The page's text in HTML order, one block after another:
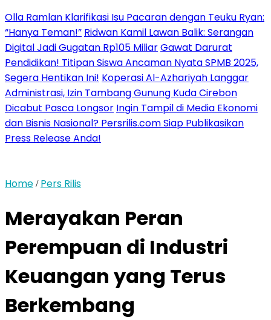
Olla Ramlan Klarifikasi Isu Pacaran dengan Teuku Ryan:
“Hanya Teman!” Ridwan Kamil Lawan Balik: Serangan
Digital Jadi Gugatan Rp105 MiliarGawat Darurat
Pendidikan! Titipan Siswa Ancaman Nyata SPMB 2025,
Segera Hentikan Ini! Koperasi Al-Azhariyah Langgar
Administrasi, Izin Tambang Gunung Kuda Cirebon
Dicabut Pasca Longsor Ingin Tampil di Media Ekonomi
dan Bisnis Nasional? Persrilis.com Siap Publikasikan
Press Release Anda!
Home / Pers Rilis
Merayakan Peran
Perempuan di Industri
Keuangan yang Terus
Berkembang